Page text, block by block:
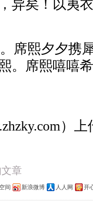
异矣！以夷
席熙夕夕携
。席熙嘻嘻
）上
章
间 新浪微博 人人网 开